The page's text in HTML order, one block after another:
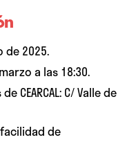
de 2025.
a las 18:30.
CEARCAL: C/ Valle de
de